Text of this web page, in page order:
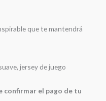
que te mantendrá
jersey de juego
confirmar el pago de tu